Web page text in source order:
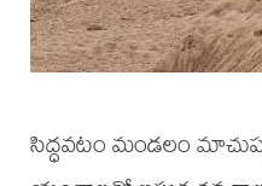
సిద్ధవటం మండలం